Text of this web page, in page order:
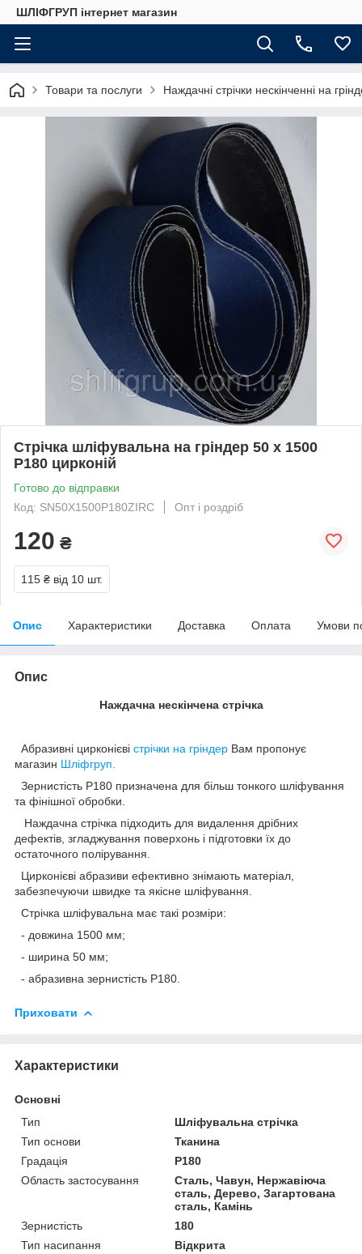
ШЛІФГРУП інтернет магазин
Товари та послуги Наждачні стрічки нескінченні на
Стрічка шліфувальна на гріндер 50 х 1500
Р180 цирконій
Готово до відправки
Код: SN50X1500P180ZIRC
Опт і роздріб
120 ₴
115 ₴ від 10 шт.
Опис Характеристики Доставка Оплата Умови
Опис
Наждачна нескінчена стрічка
Абразивні цирконієві стрічки на гріндер Вам пропонує
магазин Шліфгруп.
Зернистість P180 призначена для більш тонкого шліфування
та фінішної обробки.
Наждачна стрічка підходить для видалення дрібних
дефектів, згладжування поверхонь і підготовки їх до
остаточного полірування.
Цирконієві абразиви ефективно знімають матеріал,
забезпечуючи швидке та якісне шліфування.
Стрічка шліфувальна має такі розміри:
- довжина 1500 мм;
- ширина 50 мм;
- абразивна зернистість Р180.
Приховати
Характеристики
Основні
Тип
Шліфувальна стрічка
Тип основи
Тканина
Градація
P180
Область застосування
Сталь, Чавун, Нержавіюча
сталь, Дерево, Загартована
сталь, Камінь
Зернистість
180
Тип насипання
Відкрита